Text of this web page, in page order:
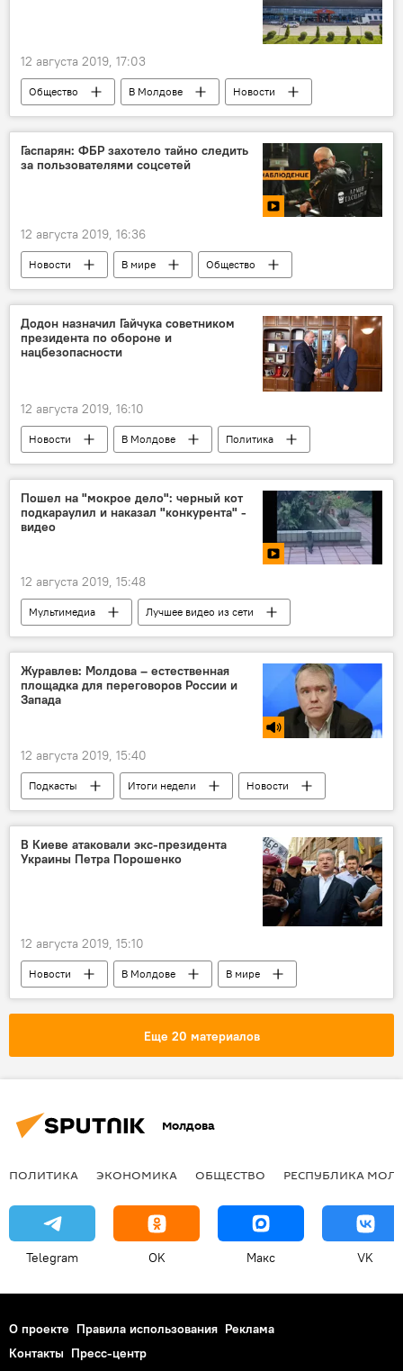
12 августа 2019, 17:03
Общество В Молдове Новости
Гаспарян: ФБР захотело тайно следить
за пользователями соцсетей
12 августа 2019, 16:36
Новости В мире
Общество
Мультимедиа
Видео
Додон назначил Гайчука советником
президента по обороне и
нацбезопасности
12 августа 2019, 16:10
Новости В Молдове Политика
Пошел на "мокрое дело": черный кот
подкараулил и наказал "конкурента" -
видео
12 августа 2019, 15:48
Мультимедиа Лучшее видео из сети
Журавлев: Молдова – естественная
площадка для переговоров России и
Запада
12 августа 2019, 15:40
Подкасты Итоги недели
Новости
В Молдове
Общество Политика
В Киеве атаковали экс-президента
Украины Петра Порошенко
12 августа 2019, 15:10
Новости В Молдове
В мире
Происшествия
Еще 20 материалов
Молдова
ПОЛИТИКА ЭКОНОМИКА ОБЩЕСТВО РЕСПУБЛИКА
Telegram OK Макс VK
О проекте Правила использования Реклама
Контакты Пресс-центр